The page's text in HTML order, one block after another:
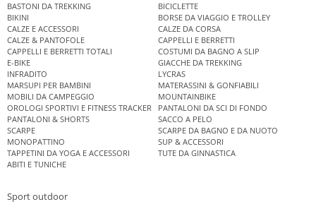
BASTONI DA TREKKING
BICICLETTE
BIKINI
BORSE DA VIAGGIO E TROLLEY
CALZE E ACCESSORI
CALZE DA CORSA
CALZE & PANTOFOLE
CAPPELLI E BERRETTI
CAPPELLI E BERRETTI TOTALI
COSTUMI DA BAGNO A SLIP
E-BIKE
GIACCHE DA TREKKING
INFRADITO
LYCRAS
MARSUPI PER BAMBINI
MATERASSINI & GONFIABILI
MOBILI DA CAMPEGGIO
MOUNTAINBIKE
OROLOGI SPORTIVI E FITNESS TRACKER
PANTALONI DA SCI DI FONDO
PANTALONI & SHORTS
SACCO A PELO
SCARPE
SCARPE DA BAGNO E DA NUOTO
MONOPATTINO
SUP & ACCESSORI
TAPPETINI DA YOGA E ACCESSORI
TUTE DA GINNASTICA
ABITI E TUNICHE
Sport outdoor